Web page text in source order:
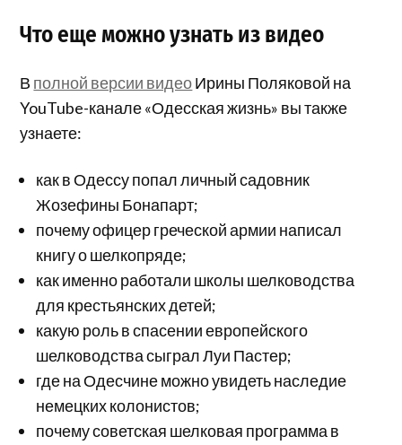
Что еще можно узнать из видео
В полной версии видеоИрины Поляковой на
YouTube-канале «Одесская жизнь» вы также
узнаете:
как в Одессу попал личный садовник
Жозефины Бонапарт;
почему офицер греческой армии написал
книгу о шелкопряде;
как именно работали школы шелководства
для крестьянских детей;
какую роль в спасении европейского
шелководства сыграл Луи Пастер;
где на Одесчине можно увидеть наследие
немецких колонистов;
почему советская шелковая программа в